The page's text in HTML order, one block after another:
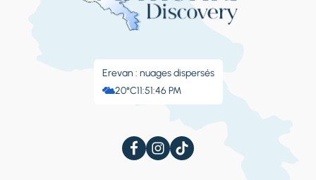
Erevan : nuages ​​dispersés
20°C11:51:46 PM